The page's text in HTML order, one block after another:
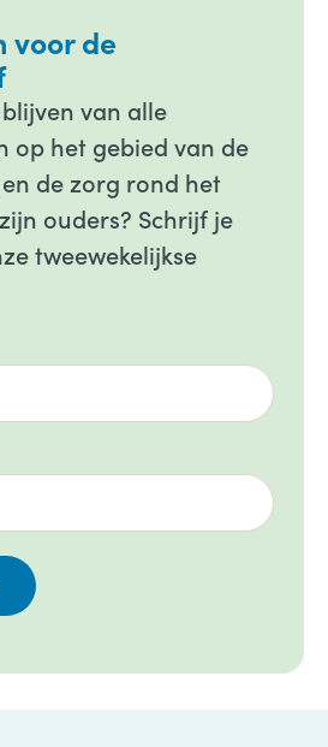
voor de
van alle
op het gebied van de
de zorg rond het
ouders? Schrijf je
tweewekelijkse